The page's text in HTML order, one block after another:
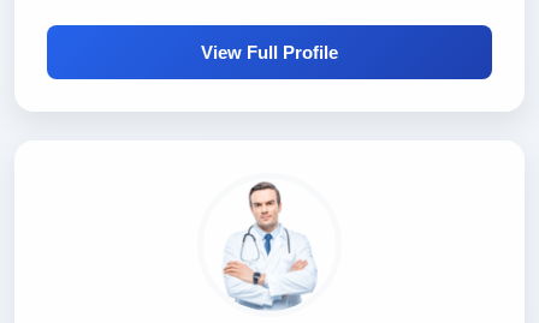
View Full Profile